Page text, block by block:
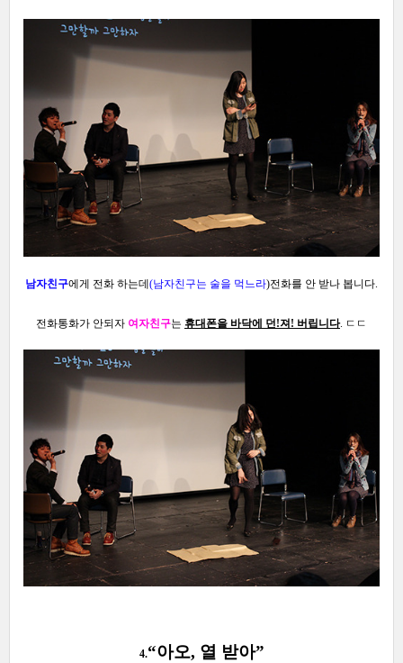
남자친구에게 전화 하는데(남자친구는 술을 먹느라)전화를 안 받나 봅니다.
전화통화가 안되자 여자친구는 휴대폰을 바닥에 던!져! 버립니다. ㄷㄷ
4.“아오, 열 받아”